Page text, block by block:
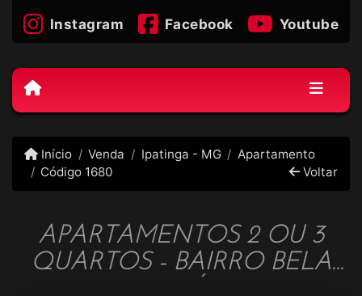
Instagram Facebook Youtube
Início Venda Ipatinga - MG
Apartamento
Código 1680
Voltar
APARTAMENTOS 2 OU 3
QUARTOS - BAIRRO BELA